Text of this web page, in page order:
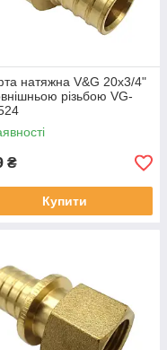
натяжна V&G 20x3/4"
різьбою VG-
₴
Купити